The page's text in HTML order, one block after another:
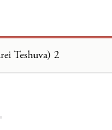
Teshuva) 2